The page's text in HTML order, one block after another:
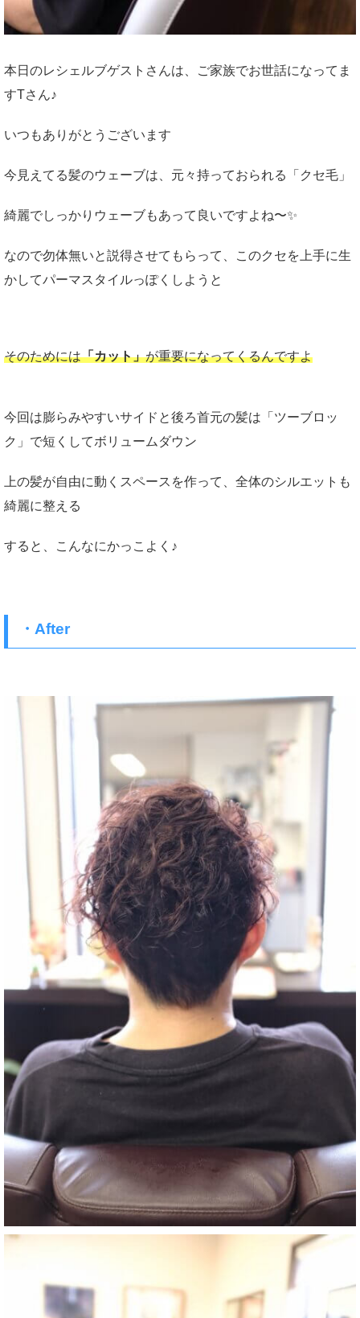
本日のレシェルブゲストさんは、ご家族でお世話になってま
すTさん♪
いつもありがとうございます
今見えてる髪のウェーブは、元々持っておられる「クセ毛」
綺麗でしっかりウェーブもあって良いですよね〜✨
なので勿体無いと説得させてもらって、このクセを上手に生
かしてパーマスタイルっぽくしようと
そのためには「カット」が重要になってくるんですよ
今回は膨らみやすいサイドと後ろ首元の髪は「ツーブロッ
ク」で短くしてボリュームダウン
上の髪が自由に動くスペースを作って、全体のシルエットも
綺麗に整える
すると、こんなにかっこよく♪
・After